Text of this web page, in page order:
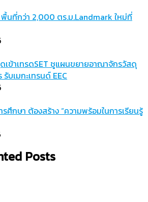
นที่กว่า 2,000 ตร.ม.Landmark ใหม่ที่
เข้าเทรดSET ชูแผนขยายอาณาจักรวัสดุ
บเมกะเทรนด์ EEC
รศึกษา ต้องสร้าง “ความพร้อมในการเรียนรู้
Posts